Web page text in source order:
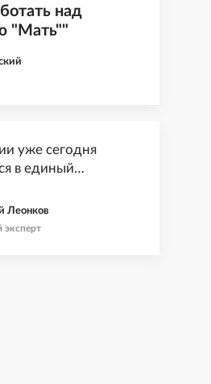
над
"Мать""
уже сегодня
в единый
Леонков
эксперт